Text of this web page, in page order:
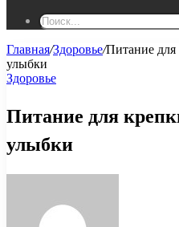
Главная/Здоровье/Питание для
улыбки
Здоровье
Питание для
улыбки